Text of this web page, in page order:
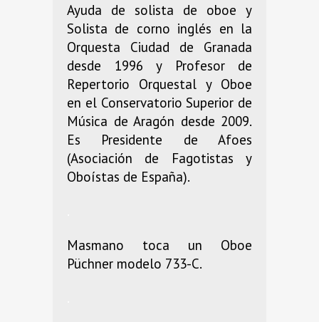
Ayuda de solista de oboe y
Solista de corno inglés en la
Orquesta Ciudad de Granada
desde 1996 y Profesor de
Repertorio Orquestal y Oboe
en el Conservatorio Superior de
Música de Aragón desde 2009.
Es Presidente de Afoes
(Asociación de Fagotistas y
Oboístas de España).
Masmano toca un Oboe
Püchner modelo 733-C.